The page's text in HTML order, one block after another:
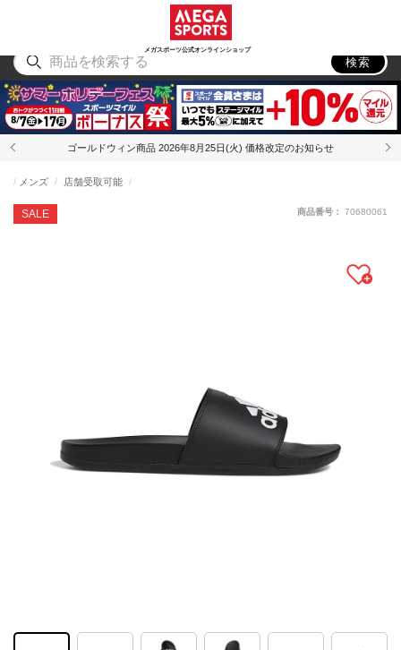
メガスポーツ公式オンラインショップ
アウトドア
検索
ゴールドウィン商品 2026年8月25日(火) 価格改定のお知らせ
SALE
メンズ 店舗受取可能
商品番号： 70680061